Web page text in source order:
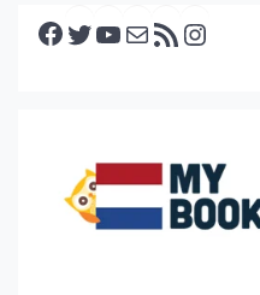
Facebook Twitter YouTube E-mail RSS feed